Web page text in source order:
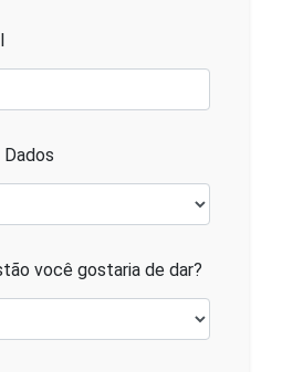
Dados
você gostaria de dar?